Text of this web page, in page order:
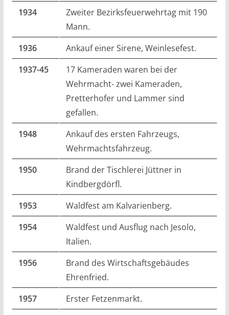
1934
Zweiter Bezirksfeuerwehrtag mit 190
Mann.
1936
Ankauf einer Sirene, Weinlesefest.
1937-45
17 Kameraden waren bei der
Wehrmacht- zwei Kameraden,
Pretterhofer und Lammer sind
gefallen.
1948
Ankauf des ersten Fahrzeugs,
Wehrmachtsfahrzeug.
1950
Brand der Tischlerei Jüttner in
Kindbergdörfl.
1953
Waldfest am Kalvarienberg.
1954
Waldfest und Ausflug nach Jesolo,
Italien.
1956
Brand des Wirtschaftsgebäudes
Ehrenfried.
1957
Erster Fetzenmarkt.